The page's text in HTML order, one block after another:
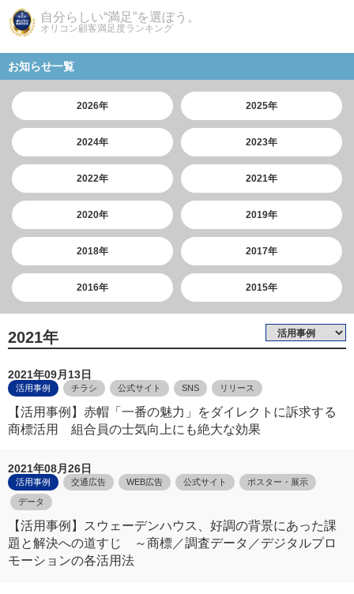
自分らしい“満足”を選ぼう。
オリコン顧客満足度ランキング
お知らせ一覧
2026年 2025年
2024年 2023年
2022年 2021年
2020年 2019年
2018年 2017年
2016年 2015年
2021年
2021年09月13日
活用事例 チラシ 公式サイト SNS リリース
【活用事例】赤帽「一番の魅力」をダイレクトに訴求する
商標活用 組合員の士気向上にも絶大な効果
2021年08月26日
活用事例 交通広告 WEB広告 公式サイト ポスター・展示
データ
【活用事例】スウェーデンハウス、好調の背景にあった課
題と解決への道すじ ～商標／調査データ／デジタルプロ
モーションの各活用法